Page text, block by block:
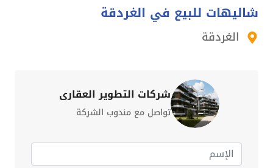
شاليهات للبيع في الغردقة
الغردقة
شركات التطوير العقاري
تواصل مع مندوب الشركة